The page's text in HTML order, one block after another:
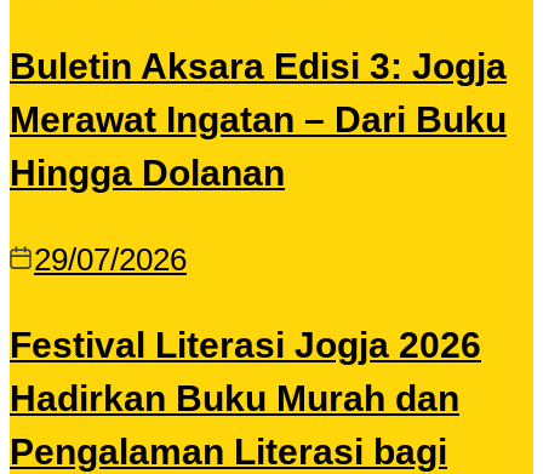
Buletin Aksara Edisi 3: Jogja
Merawat Ingatan – Dari Buku
Hingga Dolanan
29/07/2026
Festival Literasi Jogja 2026
Hadirkan Buku Murah dan
Pengalaman Literasi bagi